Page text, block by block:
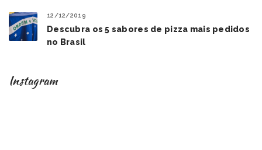
12/12/2019
Descubra os 5 sabores de pizza mais pedidos
no Brasil
Instagram